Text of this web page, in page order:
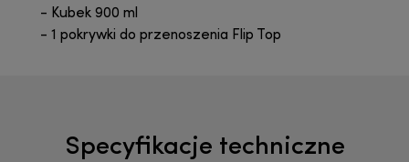
- Kubek 900 ml
- 1 pokrywki do przenoszenia Flip Top
Specyfikacje techniczne